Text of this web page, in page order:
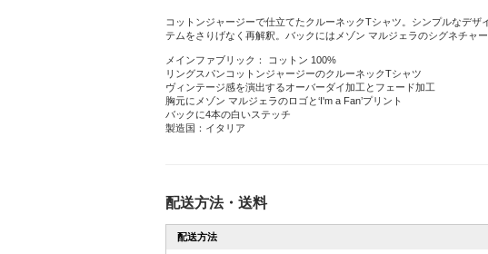
コットンジャージーで仕立てたクルーネックTシャツ。シンプルなデ
テムをさりげなく再解釈。バックにはメゾン マルジェラのシグネチャ
メインファブリック： コットン 100%
リングスパンコットンジャージーのクルーネックTシャツ
ヴィンテージ感を演出するオーバーダイ加工とフェード加工
胸元にメゾン マルジェラのロゴと‘I'm a Fan’プリント
バックに4本の白いステッチ
製造国：イタリア
配送方法・送料
配送方法